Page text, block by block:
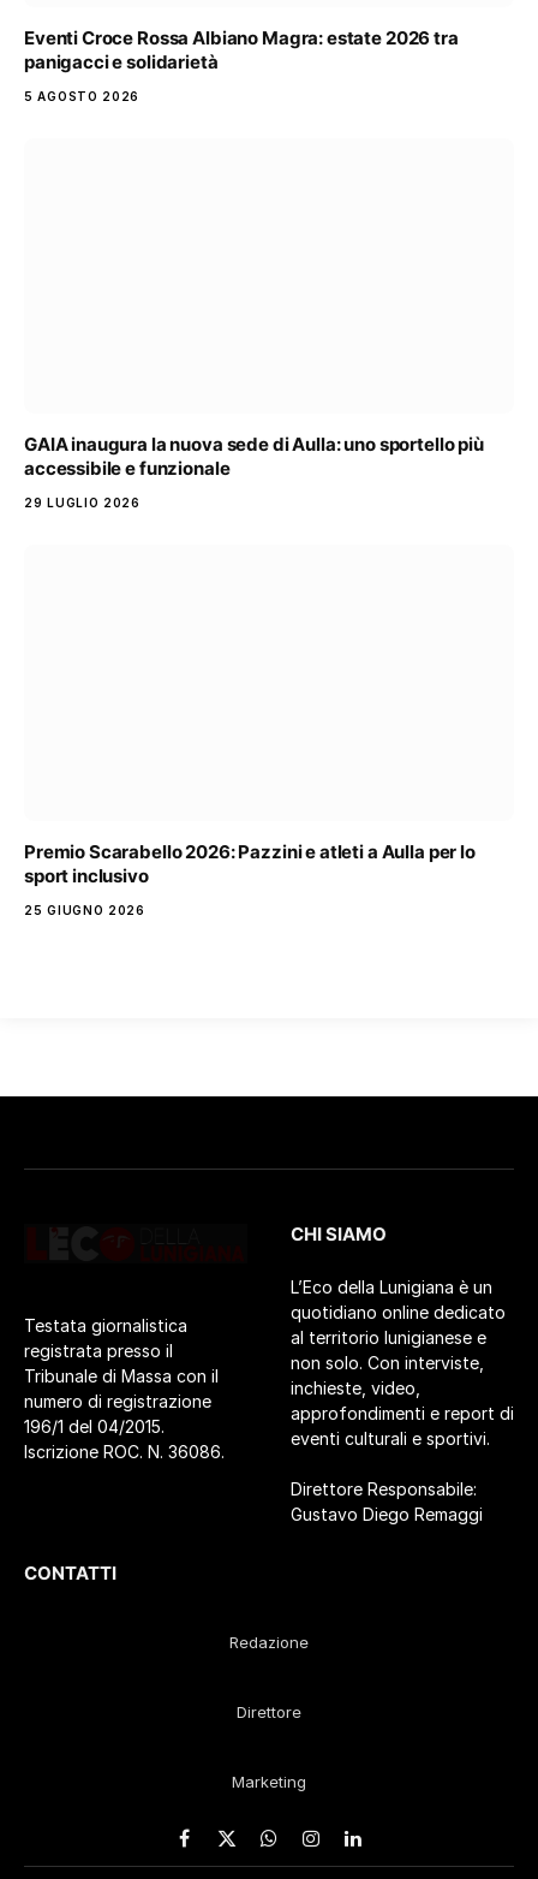
Eventi Croce Rossa Albiano Magra: estate 2026 tra
panigacci e solidarietà
5 AGOSTO 2026
GAIA inaugura la nuova sede di Aulla: uno sportello più
accessibile e funzionale
29 LUGLIO 2026
Premio Scarabello 2026: Pazzini e atleti a Aulla per lo
sport inclusivo
25 GIUGNO 2026
Testata giornalistica
registrata presso il
Tribunale di Massa con il
numero di registrazione
196/1 del 04/2015.
Iscrizione ROC. N. 36086.
CHI SIAMO
L’Eco della Lunigiana è un
quotidiano online dedicato
al territorio lunigianese e
non solo. Con interviste,
inchieste, video,
approfondimenti e report di
eventi culturali e sportivi.
Direttore Responsabile:
Gustavo Diego Remaggi
CONTATTI
Redazione
Direttore
Marketing
Facebook
X
WhatsApp
Instagram
LinkedIn